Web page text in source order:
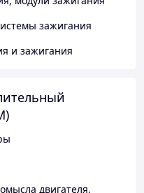
зажигания
и зажигания
двигателя,